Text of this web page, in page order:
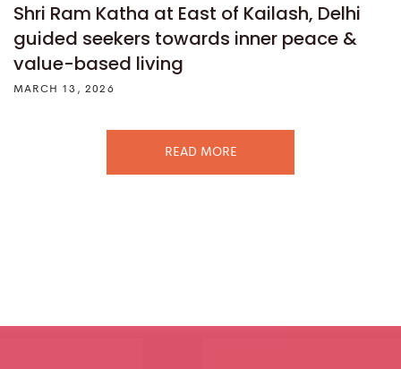
Shri Ram Katha at East of Kailash, Delhi
guided seekers towards inner peace &
value-based living
MARCH 13, 2026
READ MORE